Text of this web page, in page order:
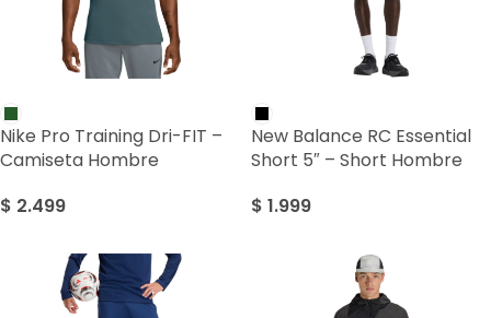
Nike Pro Training Dri-FIT –
Camiseta Hombre
$ 2.499
New Balance RC Essential
Short 5″ – Short Hombre
$ 1.999